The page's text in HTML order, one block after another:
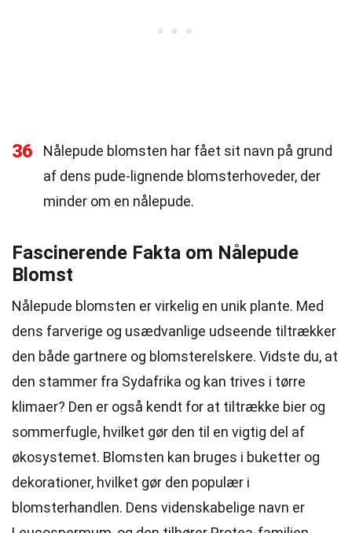
36
Nålepude blomsten har fået sit navn på grund
af dens pude-lignende blomsterhoveder, der
minder om en nålepude.
Fascinerende Fakta om Nålepude
Blomst
Nålepude blomsten er virkelig en unik plante. Med
dens farverige og usædvanlige udseende tiltrækker
den både gartnere og blomsterelskere. Vidste du, at
den stammer fra Sydafrika og kan trives i tørre
klimaer? Den er også kendt for at tiltrække bier og
sommerfugle, hvilket gør den til en vigtig del af
økosystemet. Blomsten kan bruges i buketter og
dekorationer, hvilket gør den populær i
blomsterhandlen. Dens videnskabelige navn er